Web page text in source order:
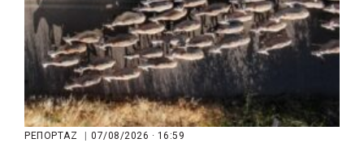
ΡΕΠΟΡΤΑΖ 07/08/2026 · 16:59